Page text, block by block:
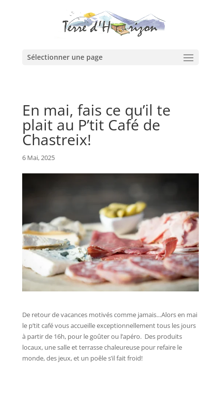
Sélectionner une page
En mai, fais ce qu’il te
plait au P’tit Café de
Chastreix!
6 Mai, 2025
De retour de vacances motivés comme jamais…Alors en mai
le p’tit café vous accueille exceptionnellement tous les jours
à partir de 16h, pour le goûter ou l’apéro. Des produits
locaux, une salle et terrasse chaleureuse pour refaire le
monde, des jeux, et un poêle s’il fait froid!